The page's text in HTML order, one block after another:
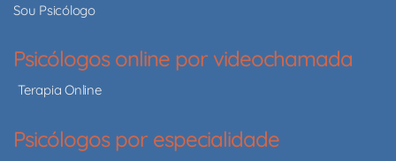
Sou Psicólogo
Psicólogos online por videochamada
Terapia Online
Psicólogos por especialidade